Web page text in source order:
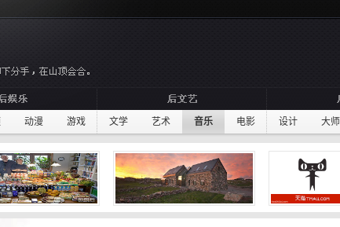
动漫 游戏 文学 艺术 音乐 电影 设计 大师